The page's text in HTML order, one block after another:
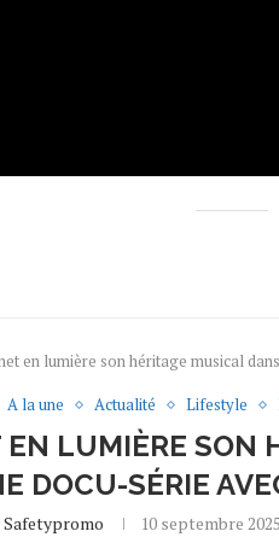
en lumière son héritage musical
A la une
Actualité Lifestyle
LUMIÈRE SON
DOCU-SÉRIE
Safetypromo 10 septembre 2025